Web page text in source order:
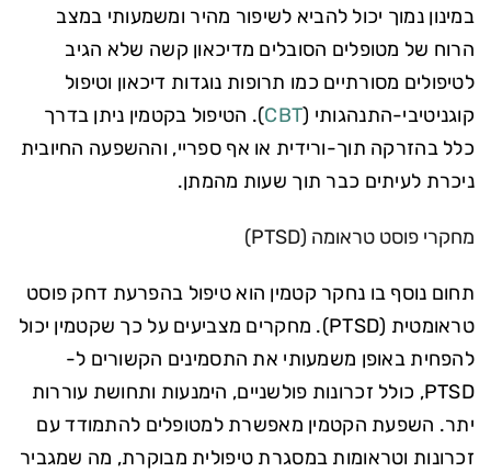
במינון נמוך יכול להביא לשיפור מהיר ומשמעותי במצב
הרוח של מטופלים הסובלים מדיכאון קשה שלא הגיב
לטיפולים מסורתיים כמו תרופות נוגדות דיכאון וטיפול
קוגניטיבי-התנהגותי (CBT). הטיפול בקטמין ניתן בדרך
כלל בהזרקה תוך-ורידית או אף ספריי, וההשפעה החיובית
ניכרת לעיתים כבר תוך שעות מהמתן.
מחקרי פוסט טראומה (PTSD)
תחום נוסף בו נחקר קטמין הוא טיפול בהפרעת דחק פוסט
טראומטית (PTSD). מחקרים מצביעים על כך שקטמין יכול
להפחית באופן משמעותי את התסמינים הקשורים ל-
PTSD, כולל זכרונות פולשניים, הימנעות ותחושת עוררות
יתר. השפעת הקטמין מאפשרת למטופלים להתמודד עם
זכרונות וטראומות במסגרת טיפולית מבוקרת, מה שמגביר